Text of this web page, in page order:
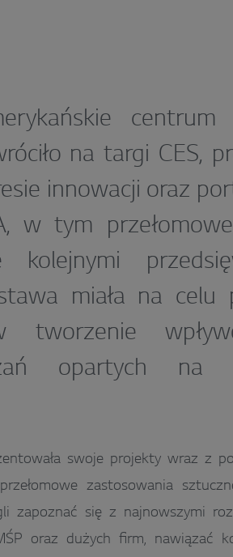
centrum
na targi CES,
innowacji oraz
w tym
miała na celu
tworzenie
opartych na
swoje projekty wraz z
zastosowania
zapoznać się z najnowszymi
oraz dużych firm, nawiązać